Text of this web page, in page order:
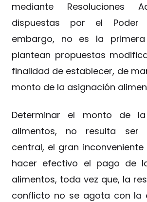
mediante Resoluciones
dispuestas por el Poder
embargo, no es la
plantean propuestas
finalidad de establecer, de
monto de la asignación
Determinar el monto de
alimentos, no resulta ser
central, el gran
hacer efectivo el pago de
alimentos, toda vez que, la
conflicto no se agota con la